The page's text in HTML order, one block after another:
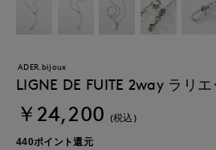
ADER.bijoux
LIGNE DE FUITE 2way ラリエ
￥24,200 (税込)
440ポイント還元